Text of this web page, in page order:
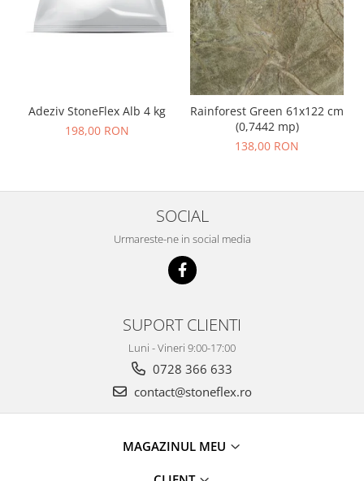
Adeziv StoneFlex Alb 4 kg
198,00 RON
Rainforest Green 61x122 cm
(0,7442 mp)
138,00 RON
SOCIAL
Urmareste-ne in social media
SUPORT CLIENTI
Luni - Vineri 9:00-17:00
0728 366 633
contact@stoneflex.ro
MAGAZINUL MEU